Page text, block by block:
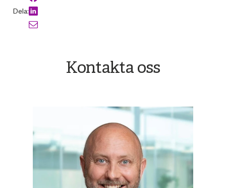
Dela:
Kontakta oss